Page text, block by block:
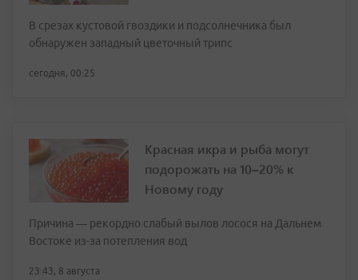
В срезах кустовой гвоздики и подсолнечника был
обнаружен западный цветочный трипс
сегодня, 00:25
Красная икра и рыба могут
подорожать на 10–20% к
Новому году
Причина — рекордно слабый вылов лосося на Дальнем
Востоке из-за потепления вод
23:43, 8 августа